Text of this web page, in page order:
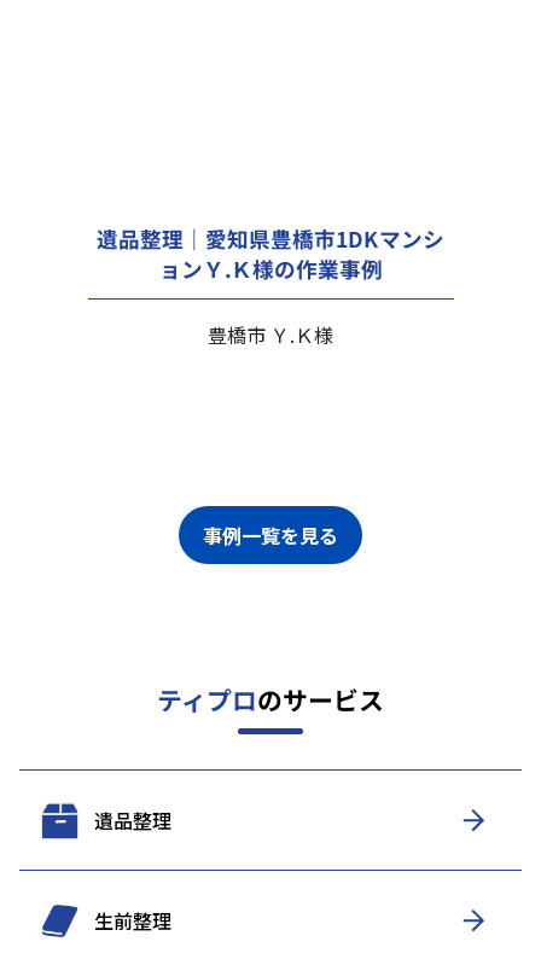
遺品整理｜愛知県豊橋市1DKマンシ
ョンＹ.Ｋ様の作業事例
豊橋市 Ｙ.Ｋ様
事例一覧を見る
ティプロのサービス
遺品整理
生前整理